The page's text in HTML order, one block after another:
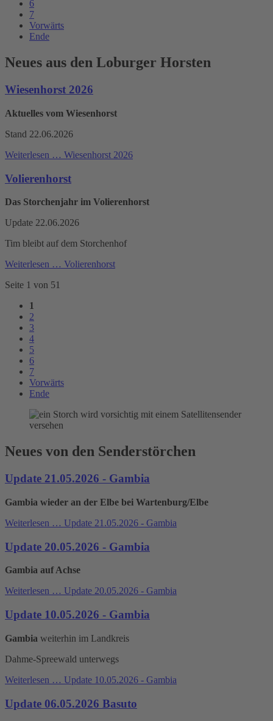
6
7
Vorwärts
Ende
Neues aus den Loburger Horsten
Wiesenhorst 2026
Aktuelles vom Wiesenhorst
Stand 22.06.2026
Weiterlesen … Wiesenhorst 2026
Volierenhorst
Das Storchenjahr im Volierenhorst
Update 22.06.2026
Tim bleibt auf dem Storchenhof
Weiterlesen … Volierenhorst
Seite 1 von 51
1
2
3
4
5
6
7
Vorwärts
Ende
Neues von den Senderstörchen
Update 21.05.2026 - Gambia
Gambia wieder an der Elbe bei Wartenburg/Elbe
Weiterlesen … Update 21.05.2026 - Gambia
Update 20.05.2026 - Gambia
Gambia auf Achse
Weiterlesen … Update 20.05.2026 - Gambia
Update 10.05.2026 - Gambia
Gambia weiterhin im Landkreis
Dahme-Spreewald unterwegs
Weiterlesen … Update 10.05.2026 - Gambia
Update 06.05.2026 Basuto